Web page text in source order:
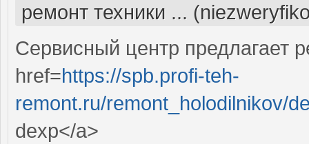
ремонт техники ...
Сервисный центр предлагает
href=https://spb.profi-teh-
remont.ru/remont_holodilnikov/
dexp</a>